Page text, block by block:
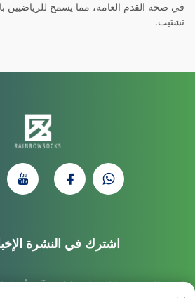
في صحة القدم العامة، مما يسمح للرياضيين
تشتيت.
اشترك في النشرة
انضم إلى نشرتنا الإخبارية لتلقي آخر أخبار